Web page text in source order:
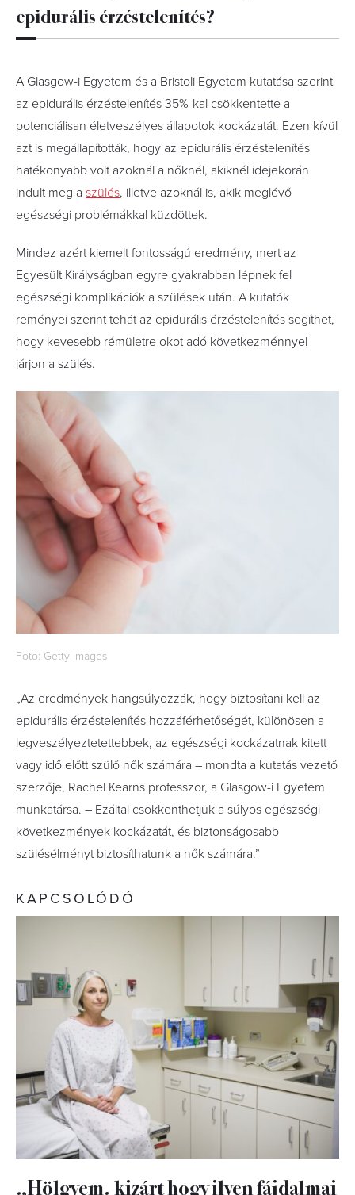
epidurális érzéstelenítés?
A Glasgow-i Egyetem és a Bristoli Egyetem kutatása szerint
az epidurális érzéstelenítés 35%-kal csökkentette a
potenciálisan életveszélyes állapotok kockázatát. Ezen kívül
azt is megállapították, hogy az epidurális érzéstelenítés
hatékonyabb volt azoknál a nőknél, akiknél idejekorán
indult meg a szülés, illetve azoknál is, akik meglévő
egészségi problémákkal küzdöttek.
Mindez azért kiemelt fontosságú eredmény, mert az
Egyesült Királyságban egyre gyakrabban lépnek fel
egészségi komplikációk a szülések után. A kutatók
reményei szerint tehát az epidurális érzéstelenítés segíthet,
hogy kevesebb rémületre okot adó következménnyel
járjon a szülés.
Fotó: Getty Images
„Az eredmények hangsúlyozzák, hogy biztosítani kell az
epidurális érzéstelenítés hozzáférhetőségét, különösen a
legveszélyeztetettebbek, az egészségi kockázatnak kitett
vagy idő előtt szülő nők számára – mondta a kutatás vezető
szerzője, Rachel Kearns professzor, a Glasgow-i Egyetem
munkatársa. – Ezáltal csökkenthetjük a súlyos egészségi
következmények kockázatát, és biztonságosabb
szülésélményt biztosíthatunk a nők számára.”
KAPCSOLÓDÓ
„Hölgyem, kizárt hogy ilyen fájdalmai